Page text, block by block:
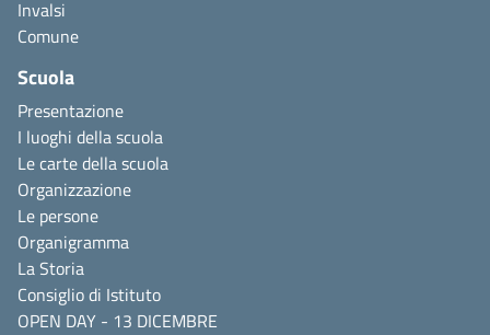
Invalsi
Comune
Scuola
Presentazione
I luoghi della scuola
Le carte della scuola
Organizzazione
Le persone
Organigramma
La Storia
Consiglio di Istituto
OPEN DAY - 13 DICEMBRE